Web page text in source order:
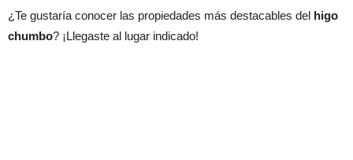
¿Te gustaría conocer las propiedades más destacables del higo
chumbo? ¡Llegaste al lugar indicado!